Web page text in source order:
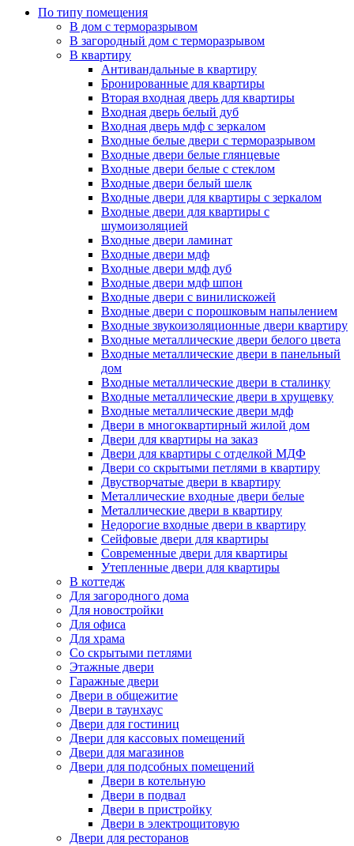
По типу помещения
В дом с терморазрывом
В загородный дом с терморазрывом
В квартиру
Антивандальные в квартиру
Бронированные для квартиры
Вторая входная дверь для квартиры
Входная дверь белый дуб
Входная дверь мдф с зеркалом
Входные белые двери с терморазрывом
Входные двери белые глянцевые
Входные двери белые с стеклом
Входные двери белый шелк
Входные двери для квартиры с зеркалом
Входные двери для квартиры с
шумоизоляцией
Входные двери ламинат
Входные двери мдф
Входные двери мдф дуб
Входные двери мдф шпон
Входные двери с винилискожей
Входные двери с порошковым напылением
Входные звукоизоляционные двери квартиру
Входные металлические двери белого цвета
Входные металлические двери в панельный
дом
Входные металлические двери в сталинку
Входные металлические двери в хрущевку
Входные металлические двери мдф
Двери в многоквартирный жилой дом
Двери для квартиры на заказ
Двери для квартиры с отделкой МДФ
Двери со скрытыми петлями в квартиру
Двустворчатые двери в квартиру
Металлические входные двери белые
Металлические двери в квартиру
Недорогие входные двери в квартиру
Сейфовые двери для квартиры
Современные двери для квартиры
Утепленные двери для квартиры
В коттедж
Для загородного дома
Для новостройки
Для офиса
Для храма
Со скрытыми петлями
Этажные двери
Гаражные двери
Двери в общежитие
Двери в таунхаус
Двери для гостиниц
Двери для кассовых помещений
Двери для магазинов
Двери для подсобных помещений
Двери в котельную
Двери в подвал
Двери в пристройку
Двери в электрощитовую
Двери для ресторанов